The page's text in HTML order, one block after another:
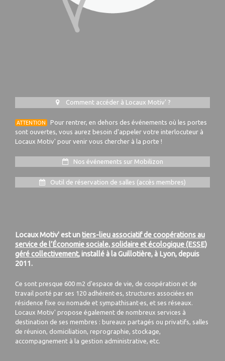
Comment accéder à Locaux Motiv' ?
ATTENTION
Pour rentrer, en dehors des événements où les portes
sont ouvertes, vous aurez besoin d'appeler votre interlocuteur à
Locaux Motiv' pour venir vous chercher à la porte !
Nos événements sur Mobilizon
Outil de réservation de salles (accès membres)
Locaux Motiv' est untiers-lieu associatif de coopérations au
service de l’Économie sociale, solidaire et écologique (ESSE)
géré collectivement, installé à la Guillotière, à Lyon, depuis
2011.
Ce sont presque 600 m2 d'espace de vie, de coopération et de
travail porté par ses 120 adhérent·es, structures associées en
résidence fixe ou nomade et sympathisant·es, et ses réseaux.
Locaux Motiv' propose également de nombreux services à
destination de ses membres : bureaux partagés ou privatifs, salles
de réunion, domiciliation, reprographie, stockage,
accompagnement à la gestion administrative, etc.